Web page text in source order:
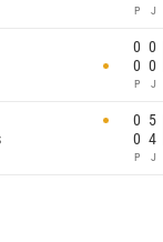
P J
0
0
P
0
0
J
0
0
P
5
4
J